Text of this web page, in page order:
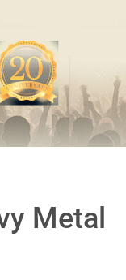
Metal